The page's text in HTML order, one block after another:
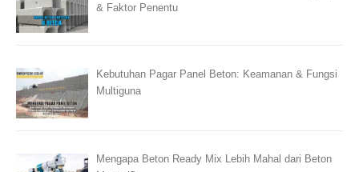
& Faktor Penentu
Kebutuhan Pagar Panel Beton: Keamanan & Fungsi
Multiguna
Mengapa Beton Ready Mix Lebih Mahal dari Beton